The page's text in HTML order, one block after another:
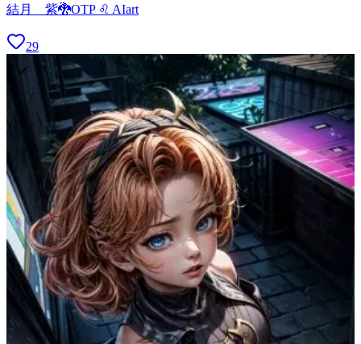
結月 紫🐉OTP ♌ AIart
29